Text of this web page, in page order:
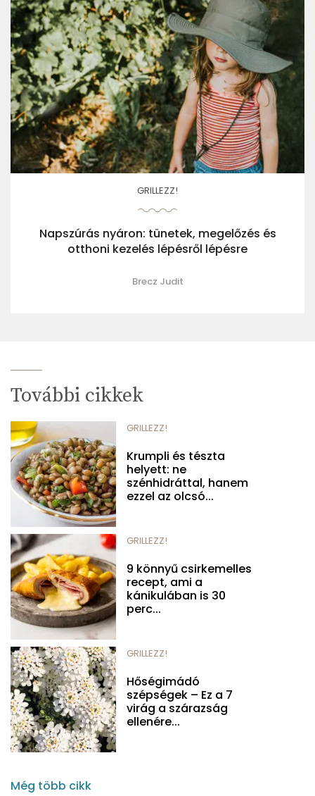
GRILLEZZ!
Napszúrás nyáron: tünetek, megelőzés és
otthoni kezelés lépésről lépésre
Brecz Judit
További cikkek
GRILLEZZ!
Krumpli és tészta
helyett: ne
szénhidráttal, hanem
ezzel az olcsó...
GRILLEZZ!
9 könnyű csirkemelles
recept, ami a
kánikulában is 30
perc...
GRILLEZZ!
Hőségimádó
szépségek – Ez a 7
virág a szárazság
ellenére...
Még több cikk